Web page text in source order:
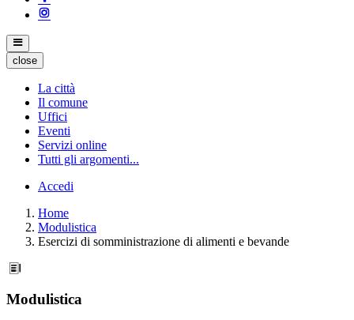
close
La città
Il comune
Uffici
Eventi
Servizi online
Tutti gli argomenti...
Accedi
Home
Modulistica
Esercizi di somministrazione di alimenti e bevande
Modulistica